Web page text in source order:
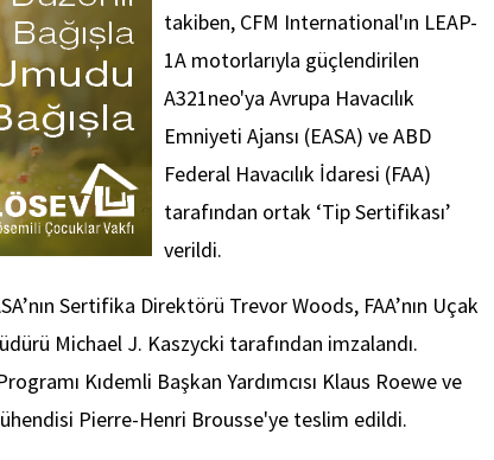
takiben, CFM International'ın LEAP-
1A motorlarıyla güçlendirilen
A321neo'ya Avrupa Havacılık
Emniyeti Ajansı (EASA) ve ABD
Federal Havacılık İdaresi (FAA)
tarafından ortak ‘Tip Sertifikası’
verildi.
Sertifika Direktörü Trevor Woods, FAA’nın Uçak
Michael J. Kaszycki tarafından imzalandı.
Kıdemli Başkan Yardımcısı Klaus Roewe ve
Pierre-Henri Brousse'ye teslim edildi.